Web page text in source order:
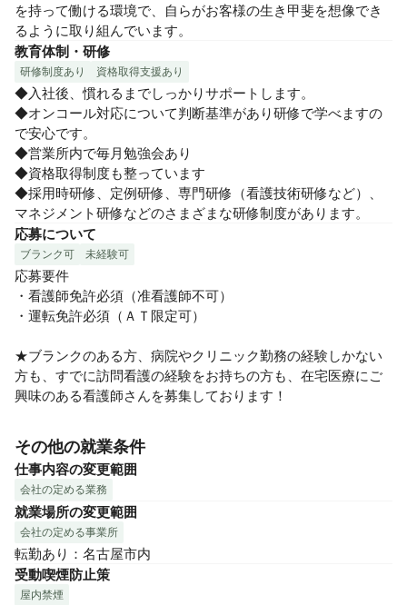
を持って働ける環境で、自らがお客様の生き甲斐を想像でき
るように取り組んでいます。
教育体制・研修
研修制度あり 資格取得支援あり
◆入社後、慣れるまでしっかりサポートします。
◆オンコール対応について判断基準があり研修で学べますの
で安心です。
◆営業所内で毎月勉強会あり
◆資格取得制度も整っています
◆採⽤時研修、定例研修、専門研修（看護技術研修など）、
マネジメント研修などのさまざまな研修制度があります。
応募について
ブランク可 未経験可
応募要件
・看護師免許必須（准看護師不可）
・運転免許必須（ＡＴ限定可）
★ブランクのある方、病院やクリニック勤務の経験しかない
方も、すでに訪問看護の経験をお持ちの方も、在宅医療にご
興味のある看護師さんを募集しております！
その他の就業条件
仕事内容の変更範囲
会社の定める業務
就業場所の変更範囲
会社の定める事業所
転勤あり：名古屋市内
受動喫煙防止策
屋内禁煙